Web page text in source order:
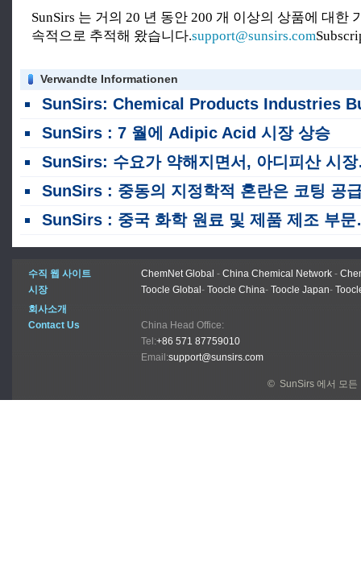
SunSirs 는 거의 20 년 동안 200 개 이상의 상품에 대한
속적으로 추적해 왔습니다.support@sunsirs.com
Verwandte Informationen
SunSirs: Chemical Products Industries Bulk Commodity Intelligence (2026 년 7 월
SunSirs : 7 월에 Adipic Acid 시장 상승
SunSirs: 수요가 약해지면서, 아디피산 시장은 상승 압력에 직면했다.
SunSirs : 중동의 지정학적 혼란은 코팅 공급망을 재구성합니다 : 인도 거인의 12% 인상을 뒷받침하는 중국의 원료 수출과 가격 변
SunSirs : 중국 화학 원료 및 제품 제조 부문의 이익은 첫 5 개월 동안 71. 6% 증가했습니다.
수직 웹 사이트 ChemNet Global - China Chemical Network -
시장
Toocle Global - Toocle China- Toocle Japan-
회사소개
Contact Us
China Head Office:
Tel:+86 571 87759010
Email:support@sunsirs.com
© SunSirs 에서 모